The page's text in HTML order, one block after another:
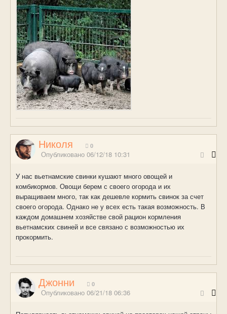
Николя 0
Опубликовано 06/12/18 10:31
У нас вьетнамские свинки кушают много овощей и
комбикормов. Овощи берем с своего огорода и их
выращиваем много, так как дешевле кормить свинок за счет
своего огорода. Однако не у всех есть такая возможность. В
каждом домашнем хозяйстве свой рацион кормления
вьетнамских свиней и все связано с возможностью их
прокормить.
Джонни 0
Опубликовано 06/21/18 06:36